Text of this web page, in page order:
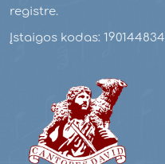
registre.
Įstaigos kodas: 190144834